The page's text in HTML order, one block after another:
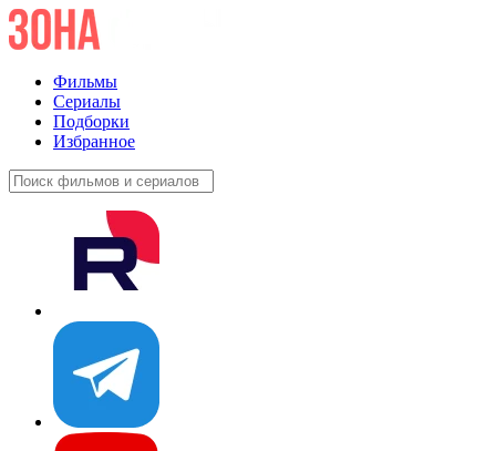
Фильмы
Сериалы
Подборки
Избранное